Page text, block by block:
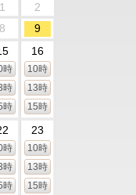
1
2
8
9
時
時
時
16
10時
13時
15時
時
時
時
23
10時
13時
15時